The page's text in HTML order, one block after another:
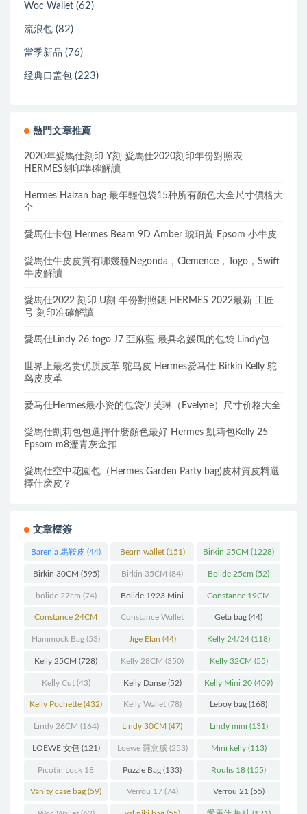
Woc Wallet (62)
流浪包 (82)
當季新品 (76)
经典口盖包 (223)
熱門文章推薦
2020年愛馬仕刻印 Y刻 愛馬仕2020刻印年份對照表
HERMES刻印準確解讀
Hermes Halzan bag 最年輕包袋15种所有顏色大全尺寸價格大
全
愛馬仕卡包 Hermes Bearn 9D Amber 琥珀黃 Epsom 小牛皮
愛馬仕牛皮皮質有哪幾種Negonda，Clemence，Togo，Swift
牛皮解讀
愛馬仕2022 刻印 U刻 年份對照錶 HERMES 2022最新 工匠
号 刻印准確解讀
愛馬仕Lindy 26 togo J7 亞麻藍 最具名媛風的包袋 Lindy包
世界上最名贵优质皮革 鸵鸟皮 Hermes爱马仕 Birkin Kelly 鸵
鸟皮皮革
爱马仕Hermes最小资的包袋伊芙琳（Evelyne）尺寸价格大全
愛馬仕凱莉包包選擇什麽顏色最好 Hermes 凱莉包Kelly 25
Epsom m8瀝青灰金扣
愛馬仕空中花園包（Hermes Garden Party bag)皮材質皮料選
擇什麽皮？
文章標簽
Barenia 馬鞍皮 (44) Bearn wallet(151) Birkin 25CM (1228)
Birkin 30CM (595) Birkin 35CM (84) Bolide 25cm (52)
bolide 27cm (74) Bolide 1923 Mini
(93)
Constance 19CM
(571)
Constance 24CM
(216)
Constance Wallet
(60)
Geta bag (44)
Hammock Bag (53) Jige Elan (44) Kelly 24/24 (118)
Kelly 25CM (728) Kelly 28CM (350) Kelly 32CM (55)
Kelly Cut(43) Kelly Danse(52) Kelly Mini 20 (409)
Kelly Pochette (432) Kelly Wallet(78) Leboy bag (168)
Lindy 26CM (164) Lindy 30CM (47) Lindy mini (131)
LOEWE 女包(121) Loewe 羅意威(253) Mini kelly(113)
Picotin Lock 18
(202)
Puzzle Bag (133) Roulis 18 (155)
Vanity case bag (59) Verrou 17(74) Verrou 21 (55)